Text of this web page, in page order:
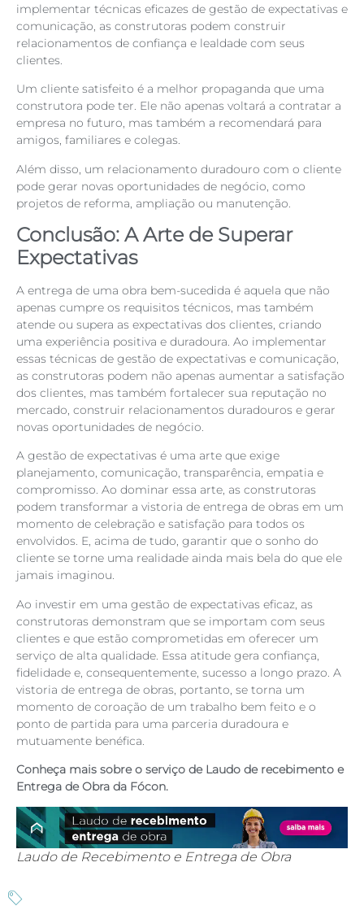
implementar técnicas eficazes de gestão de expectativas e
comunicação, as construtoras podem construir
relacionamentos de confiança e lealdade com seus
clientes.
Um cliente satisfeito é a melhor propaganda que uma
construtora pode ter. Ele não apenas voltará a contratar a
empresa no futuro, mas também a recomendará para
amigos, familiares e colegas.
Além disso, um relacionamento duradouro com o cliente
pode gerar novas oportunidades de negócio, como
projetos de reforma, ampliação ou manutenção.
Conclusão: A Arte de Superar
Expectativas
A entrega de uma obra bem-sucedida é aquela que não
apenas cumpre os requisitos técnicos, mas também
atende ou supera as expectativas dos clientes, criando
uma experiência positiva e duradoura. Ao implementar
essas técnicas de gestão de expectativas e comunicação,
as construtoras podem não apenas aumentar a satisfação
dos clientes, mas também fortalecer sua reputação no
mercado, construir relacionamentos duradouros e gerar
novas oportunidades de negócio.
A gestão de expectativas é uma arte que exige
planejamento, comunicação, transparência, empatia e
compromisso. Ao dominar essa arte, as construtoras
podem transformar a vistoria de entrega de obras em um
momento de celebração e satisfação para todos os
envolvidos. E, acima de tudo, garantir que o sonho do
cliente se torne uma realidade ainda mais bela do que ele
jamais imaginou.
Ao investir em uma gestão de expectativas eficaz, as
construtoras demonstram que se importam com seus
clientes e que estão comprometidas em oferecer um
serviço de alta qualidade. Essa atitude gera confiança,
fidelidade e, consequentemente, sucesso a longo prazo. A
vistoria de entrega de obras, portanto, se torna um
momento de coroação de um trabalho bem feito e o
ponto de partida para uma parceria duradoura e
mutuamente benéfica.
Conheça mais sobre o serviço de Laudo de recebimento e
Entrega de Obra da Fócon.
Laudo de Recebimento e Entrega de Obra